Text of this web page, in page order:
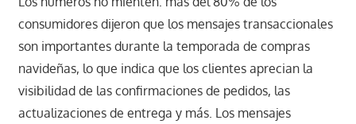
consumidores dijeron que los mensajes transaccionales
son importantes durante la temporada de compras
navideñas, lo que indica que los clientes aprecian la
visibilidad de las confirmaciones de pedidos, las
actualizaciones de entrega y más. Los mensajes